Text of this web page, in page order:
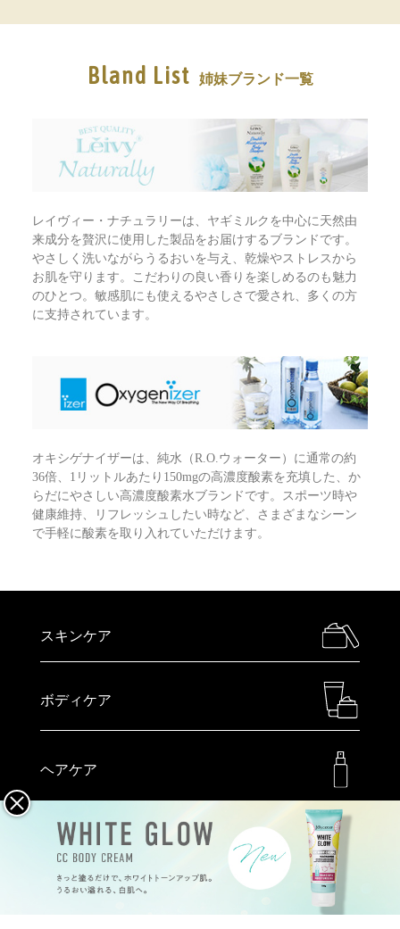
Bland List 姉妹ブランド一覧
レイヴィー・ナチュラリーは、ヤギミルクを中心に天然由
来成分を贅沢に使用した製品をお届けするブランドです。
やさしく洗いながらうるおいを与え、乾燥やストレスから
お肌を守ります。こだわりの良い香りを楽しめるのも魅力
のひとつ。敏感肌にも使えるやさしさで愛され、多くの方
に支持されています。
オキシゲナイザーは、純水（R.O.ウォーター）に通常の約
36倍、1リットルあたり150mgの高濃度酸素を充填した、か
らだにやさしい高濃度酸素水ブランドです。スポーツ時や
健康維持、リフレッシュしたい時など、さまざまなシーン
で手軽に酸素を取り入れていただけます。
スキンケア
ボディケア
ヘアケア
メイクアップ
ハンドケア